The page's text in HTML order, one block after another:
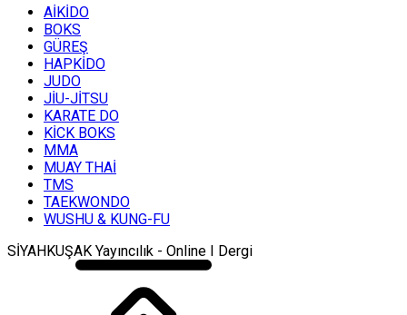
AİKİDO
BOKS
GÜREŞ
HAPKİDO
JUDO
JİU-JİTSU
KARATE DO
KİCK BOKS
MMA
MUAY THAİ
TMS
TAEKWONDO
WUSHU & KUNG-FU
SİYAHKUŞAK Yayıncılık - Online I Dergi